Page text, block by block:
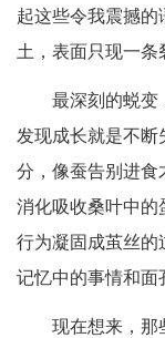
起这些令我震撼的
土，表面只现一条
最深刻的蜕变
发现成长就是不
分，像蚕告别进食
消化吸收桑叶中的
行为凝固成茧丝的
记忆中的事情和面
现在想来，那